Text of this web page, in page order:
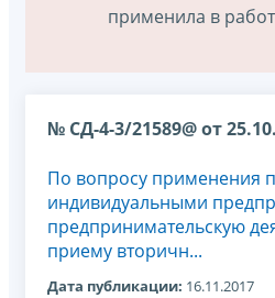
применила в
№ СД-4-3/21589@ от
По вопросу применения
индивидуальными
предпринимательскую
приему вторичн...
Дата публикации: 16.11.2017